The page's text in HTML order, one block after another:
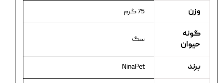
وزن 75 گرم
گونه
حیوان
سگ
برند NinaPet